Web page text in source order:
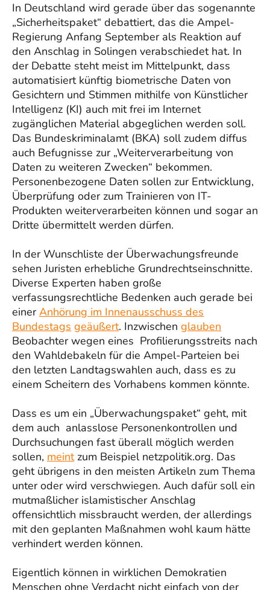
In Deutschland wird gerade über das sogenannte
„Sicherheitspaket“ debattiert, das die Ampel-
Regierung Anfang September als Reaktion auf
den Anschlag in Solingen verabschiedet hat. In
der Debatte steht meist im Mittelpunkt, dass
automatisiert künftig biometrische Daten von
Gesichtern und Stimmen mithilfe von Künstlicher
Intelligenz (KI) auch mit frei im Internet
zugänglichen Material abgeglichen werden soll.
Das Bundeskriminalamt (BKA) soll zudem diffus
auch Befugnisse zur „Weiterverarbeitung von
Daten zu weiteren Zwecken“ bekommen.
Personenbezogene Daten sollen zur Entwicklung,
Überprüfung oder zum Trainieren von IT-
Produkten weiterverarbeiten können und sogar an
Dritte übermittelt werden dürfen.
In der Wunschliste der Überwachungsfreunde
sehen Juristen erhebliche Grundrechtseinschnitte.
Diverse Experten haben große
verfassungsrechtliche Bedenken auch gerade bei
einerAnhörung im Innenausschuss des
Bundestags geäußert. Inzwischen glauben
Beobachter wegen eines Profilierungsstreits nach
den Wahldebakeln für die Ampel-Parteien bei
den letzten Landtagswahlen auch, dass es zu
einem Scheitern des Vorhabens kommen könnte.
Dass es um ein „Überwachungspaket“ geht, mit
dem auch anlasslose Personenkontrollen und
Durchsuchungen fast überall möglich werden
sollen, meintzum Beispiel netzpolitik.org. Das
geht übrigens in den meisten Artikeln zum Thema
unter oder wird verschwiegen. Auch dafür soll ein
mutmaßlicher islamistischer Anschlag
offensichtlich missbraucht werden, der allerdings
mit den geplanten Maßnahmen wohl kaum hätte
verhindert werden können.
Eigentlich können in wirklichen Demokratien